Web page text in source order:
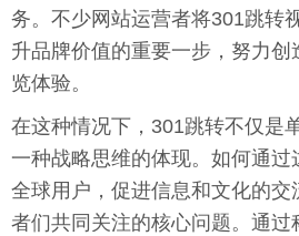
务。不少网站运营者将301跳转
升品牌价值的重要一步，努力创
览体验。
在这种情况下，301跳转不仅是
一种战略思维的体现。如何通
全球用户，促进信息和文化的
者们共同关注的核心问题。通过